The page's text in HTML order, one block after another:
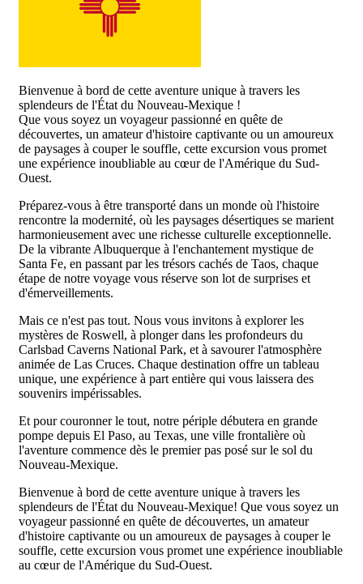
Bienvenue à bord de cette aventure unique à travers les
splendeurs de l'État du Nouveau-Mexique !
Que vous soyez un voyageur passionné en quête de
découvertes, un amateur d'histoire captivante ou un amoureux
de paysages à couper le souffle, cette excursion vous promet
une expérience inoubliable au cœur de l'Amérique du Sud-
Ouest.
Préparez-vous à être transporté dans un monde où l'histoire
rencontre la modernité, où les paysages désertiques se marient
harmonieusement avec une richesse culturelle exceptionnelle.
De la vibrante Albuquerque à l'enchantement mystique de
Santa Fe, en passant par les trésors cachés de Taos, chaque
étape de notre voyage vous réserve son lot de surprises et
d'émerveillements.
Mais ce n'est pas tout. Nous vous invitons à explorer les
mystères de Roswell, à plonger dans les profondeurs du
Carlsbad Caverns National Park, et à savourer l'atmosphère
animée de Las Cruces. Chaque destination offre un tableau
unique, une expérience à part entière qui vous laissera des
souvenirs impérissables.
Et pour couronner le tout, notre périple débutera en grande
pompe depuis El Paso, au Texas, une ville frontalière où
l'aventure commence dès le premier pas posé sur le sol du
Nouveau-Mexique.
Bienvenue à bord de cette aventure unique à travers les
splendeurs de l'État du Nouveau-Mexique! Que vous soyez un
voyageur passionné en quête de découvertes, un amateur
d'histoire captivante ou un amoureux de paysages à couper le
souffle, cette excursion vous promet une expérience inoubliable
au cœur de l'Amérique du Sud-Ouest.